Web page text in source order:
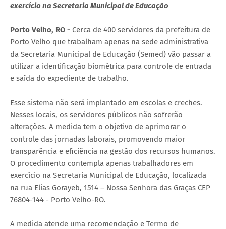
exercício na Secretaria Municipal de Educação
Porto Velho, RO - Cerca de 400 servidores da prefeitura de
Porto Velho que trabalham apenas na sede administrativa
da Secretaria Municipal de Educação (Semed) vão passar a
utilizar a identificação biométrica para controle de entrada
e saída do expediente de trabalho.
Esse sistema não será implantado em escolas e creches.
Nesses locais, os servidores públicos não sofrerão
alterações. A medida tem o objetivo de aprimorar o
controle das jornadas laborais, promovendo maior
transparência e eficiência na gestão dos recursos humanos.
O procedimento contempla apenas trabalhadores em
exercício na Secretaria Municipal de Educação, localizada
na rua Elias Gorayeb, 1514 – Nossa Senhora das Graças CEP
76804-144 - Porto Velho-RO.
A medida atende uma recomendação e Termo de